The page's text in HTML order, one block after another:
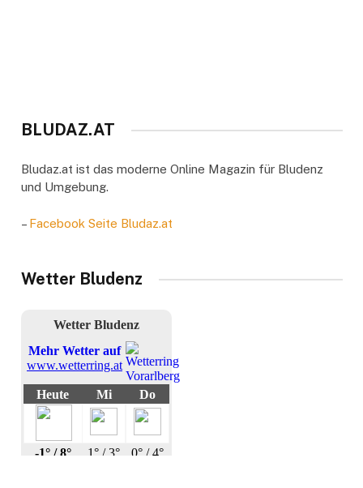
BLUDAZ.AT
Bludaz.at ist das moderne Online Magazin für Bludenz
und Umgebung.
– Facebook Seite Bludaz.at
Wetter Bludenz